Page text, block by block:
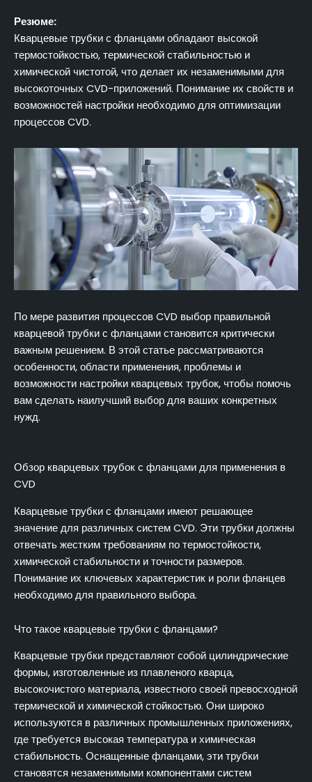
Резюме:
Кварцевые трубки с фланцами обладают высокой
термостойкостью, термической стабильностью и
химической чистотой, что делает их незаменимыми для
высокоточных CVD-приложений. Понимание их свойств и
возможностей настройки необходимо для оптимизации
процессов CVD.
По мере развития процессов CVD выбор правильной
кварцевой трубки с фланцами становится критически
важным решением. В этой статье рассматриваются
особенности, области применения, проблемы и
возможности настройки кварцевых трубок, чтобы помочь
вам сделать наилучший выбор для ваших конкретных
нужд.
Обзор кварцевых трубок с фланцами для применения в
CVD
Кварцевые трубки с фланцами имеют решающее
значение для различных систем CVD. Эти трубки должны
отвечать жестким требованиям по термостойкости,
химической стабильности и точности размеров.
Понимание их ключевых характеристик и роли фланцев
необходимо для правильного выбора.
Что такое кварцевые трубки с фланцами?
Кварцевые трубки представляют собой цилиндрические
формы, изготовленные из плавленого кварца,
высокочистого материала, известного своей превосходной
термической и химической стойкостью. Они широко
используются в различных промышленных приложениях,
где требуется высокая температура и химическая
стабильность. Оснащенные фланцами, эти трубки
становятся незаменимыми компонентами систем